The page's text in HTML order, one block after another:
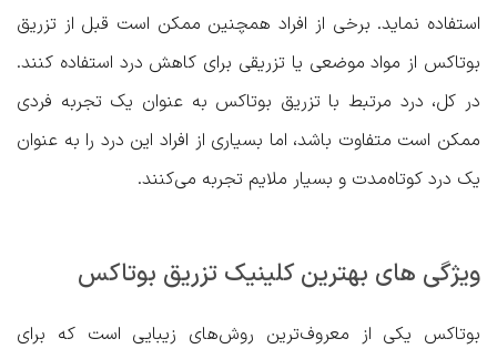
استفاده نماید. برخی از افراد همچنین ممکن است قبل از تزریق
بوتاکس از مواد موضعی یا تزریقی برای کاهش درد استفاده کنند.
در کل، درد مرتبط با تزریق بوتاکس به عنوان یک تجربه فردی
ممکن است متفاوت باشد، اما بسیاری از افراد این درد را به عنوان
یک درد کوتاه‌مدت و بسیار ملایم تجربه می‌کنند.
ویژگی های بهترین کلینیک تزریق بوتاکس
بوتاکس یکی از معروف‌ترین روش‌های زیبایی است که برای